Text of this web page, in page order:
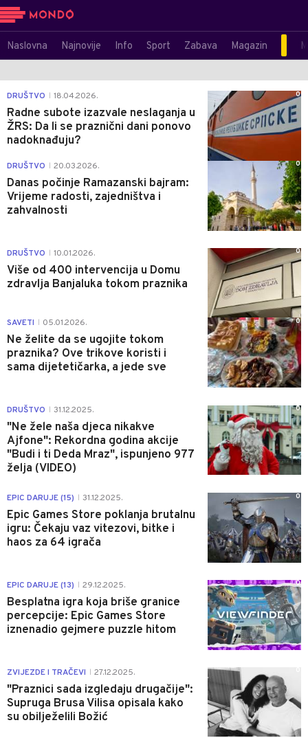
Naslovna Najnovije Info Sport Zabava Magazin
DRUŠTVO 18.04.2026.
Radne subote izazvale neslaganja u
ŽRS: Da li se praznični dani ponovo
nadoknađuju?
0
DRUŠTVO 20.03.2026.
Danas počinje Ramazanski bajram:
Vrijeme radosti, zajedništva i
zahvalnosti
0
DRUŠTVO 10.01.2026.
Više od 400 intervencija u Domu
zdravlja Banjaluka tokom praznika
0
SAVETI 05.01.2026.
Ne želite da se ugojite tokom
praznika? Ove trikove koristi i
sama dijetetičarka, a jede sve
0
DRUŠTVO 31.12.2025.
"Ne žele naša djeca nikakve
Ajfone": Rekordna godina akcije
"Budi i ti Deda Mraz", ispunjeno 977
želja (VIDEO)
0
EPIC DARUJE (15) 31.12.2025.
Epic Games Store poklanja brutalnu
igru: Čekaju vaz vitezovi, bitke i
haos za 64 igrača
0
EPIC DARUJE (13) 29.12.2025.
Besplatna igra koja briše granice
percepcije: Epic Games Store
iznenadio gejmere puzzle hitom
0
ZVIJEZDE I TRAČEVI 27.12.2025.
"Praznici sada izgledaju drugačije":
Supruga Brusa Vilisa opisala kako
su obilježelili Božić